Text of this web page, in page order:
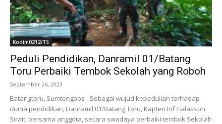
Kodim0212/TS
Peduli Pendidikan, Danramil 01/Batang
Toru Perbaiki Tembok Sekolah yang Roboh
September 26, 2023
Batangtoru, Sumtengpos - Sebagai wujud kepedulian terhadap
dunia pendidikan, Danramil 01/Batang Toru, Kapten Inf Halasson
Sirait, bersama anggota, secara swadaya perbaiki tembok Sekolah